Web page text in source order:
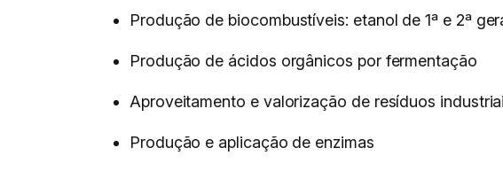
Produção de biocombustíveis: etanol de 1ª e 2ª
Produção de ácidos orgânicos por fermentação
Aproveitamento e valorização de resíduos
Produção e aplicação de enzimas